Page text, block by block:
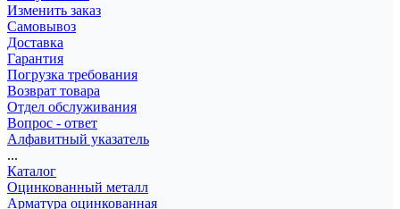
Изменить заказ
Самовывоз
Доставка
Гарантия
Погрузка требования
Возврат товара
Отдел обслуживания
Вопрос - ответ
Алфавитный указатель
...
Каталог
Оцинкованный металл
Арматура оцинкованная